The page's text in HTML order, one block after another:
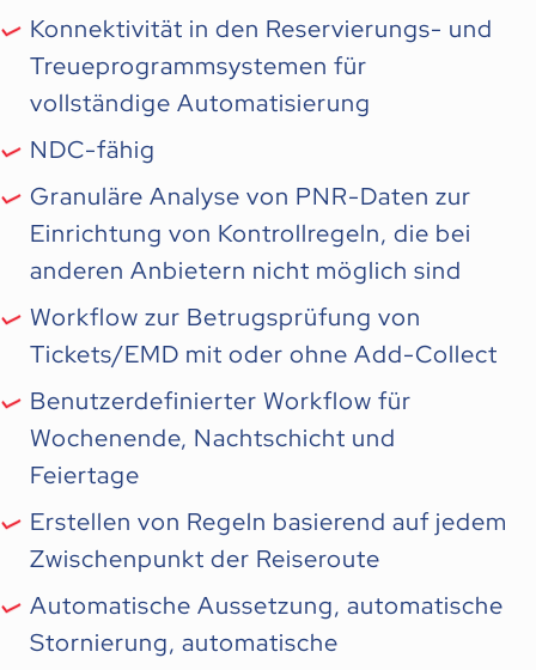
Konnektivität in den Reservierungs- und
Treueprogrammsystemen für
vollständige Automatisierung
NDC-fähig
Granuläre Analyse von PNR-Daten zur
Einrichtung von Kontrollregeln, die bei
anderen Anbietern nicht möglich sind
Workflow zur Betrugsprüfung von
Tickets/EMD mit oder ohne Add-Collect
Benutzerdefinierter Workflow für
Wochenende, Nachtschicht und
Feiertage
Erstellen von Regeln basierend auf jedem
Zwischenpunkt der Reiseroute
Automatische Aussetzung, automatische
Stornierung, automatische